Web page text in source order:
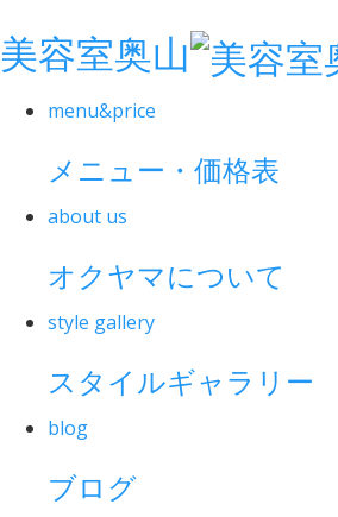
美容室奥山
menu&price
メニュー・価格表
about us
オクヤマについて
style gallery
スタイルギャラリー
blog
ブログ